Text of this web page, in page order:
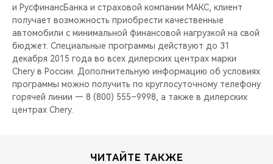
и РусфинансБанка и страховой компании МАКС, клиент
получает возможность приобрести качественные
автомобили с минимальной финансовой нагрузкой на свой
бюджет. Специальные программы действуют до 31
декабря 2015 года во всех дилерских центрах марки
Chery в России. Дополнительную информацию об условиях
программы можно получить по круглосуточному телефону
горячей линии — 8 (800) 555–9998, а также в дилерских
центрах Chery.
ЧИТАЙТЕ ТАКЖЕ